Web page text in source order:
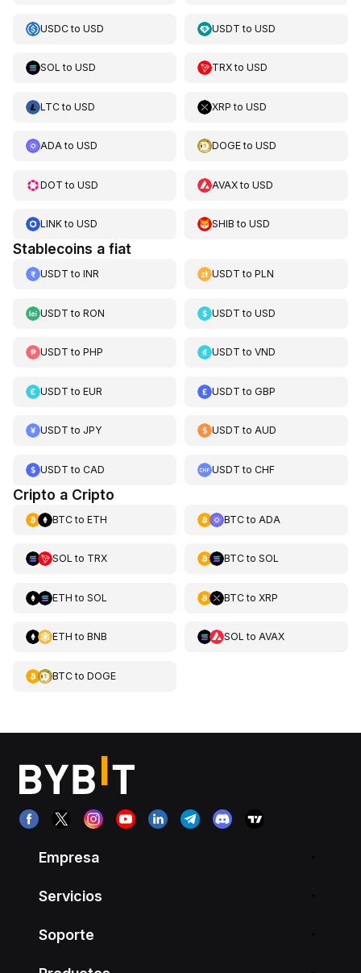
USDCto USD USDT toUSD
SOL to USD TRXtoUSD
LTCto USD XRP toUSD
ADAto USD DOGEtoUSD
DOT to USD AVAXtoUSD
LINKto USD SHIB toUSD
Stablecoins a fiat
USDT to INR USDT toPLN
USDT to RON USDT toUSD
USDT to PHP USDT toVND
USDT to EUR USDT toGBP
USDT to JPY USDT toAUD
USDT to CAD USDT toCHF
Cripto a Cripto
BTCto ETH BTCto ADA
SOL to TRX BTCto SOL
ETH to SOL BTCto XRP
ETH to BNB SOL to AVAX
BTCto DOGE
Empresa
Servicios
Soporte